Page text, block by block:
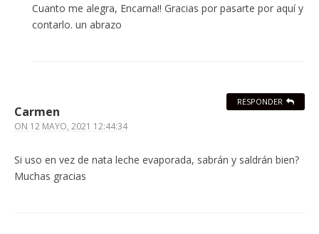
Cuanto me alegra, Encarna!! Gracias por pasarte por aquí y
contarlo. un abrazo
Carmen
ON 12 MAYO, 2021 12:44:34
Si uso en vez de nata leche evaporada, sabrán y saldrán bien?
Muchas gracias
RESPONDER